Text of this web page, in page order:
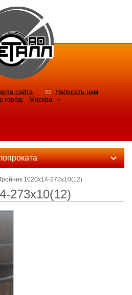
сайта
Написать нам
город:
Москва
1020x14-273x10(12)
273x10(12)